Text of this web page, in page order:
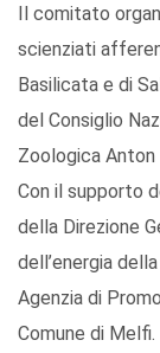
Il comitato
scienziati
Basilicata e di
del Consiglio
Zoologica Anton
Con il supporto
della Direzione
dell’energia
Agenzia di
Comune di Melfi.